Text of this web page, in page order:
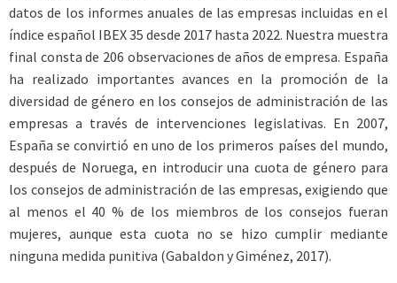
datos de los informes anuales de las empresas incluidas en el
índice español IBEX 35 desde 2017 hasta 2022. Nuestra muestra
final consta de 206 observaciones de años de empresa. España
ha realizado importantes avances en la promoción de la
diversidad de género en los consejos de administración de las
empresas a través de intervenciones legislativas. En 2007,
España se convirtió en uno de los primeros países del mundo,
después de Noruega, en introducir una cuota de género para
los consejos de administración de las empresas, exigiendo que
al menos el 40 % de los miembros de los consejos fueran
mujeres, aunque esta cuota no se hizo cumplir mediante
ninguna medida punitiva (Gabaldon y Giménez, 2017).